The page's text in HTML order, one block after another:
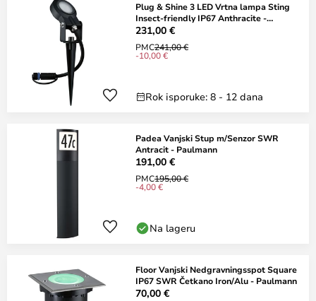
Plug & Shine 3 LED Vrtna lampa Sting
Insect-friendly IP67 Anthracite -
Paulmann
231,00 €
PMC241,00 €
-10,00 €
Rok isporuke: 8 - 12 dana
Padea Vanjski Stup m/Senzor SWR
Antracit - Paulmann
191,00 €
PMC195,00 €
-4,00 €
Na lageru
Floor Vanjski Nedgravningsspot Square
IP67 SWR Četkano Iron/Alu - Paulmann
70,00 €